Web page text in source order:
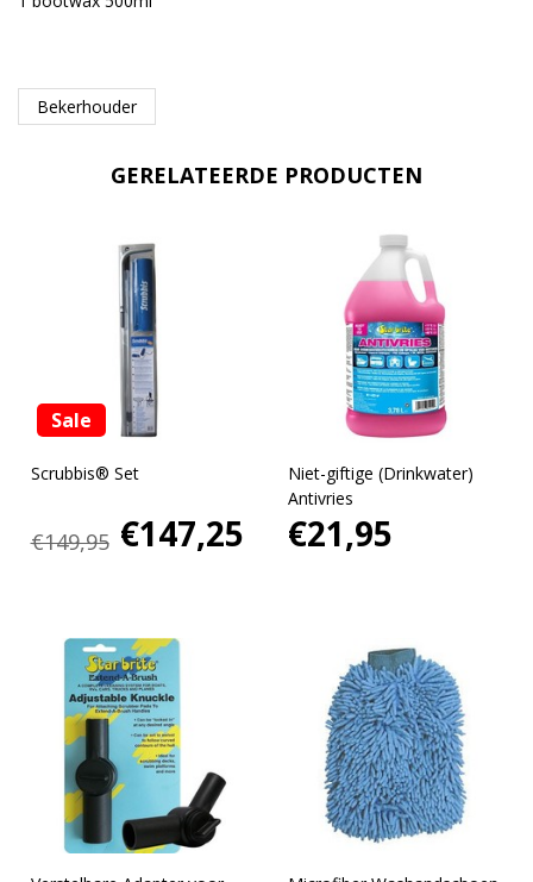
Bekerhouder
GERELATEERDE PRODUCTEN
Sale
Scrubbis® Set
€149,95 €147,25
Niet-giftige (Drinkwater)
Antivries
€21,95